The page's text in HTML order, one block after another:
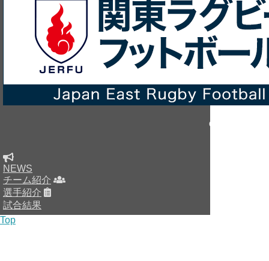
Copyright ©
NEWS
チーム紹介
選手紹介
試合結果
Top